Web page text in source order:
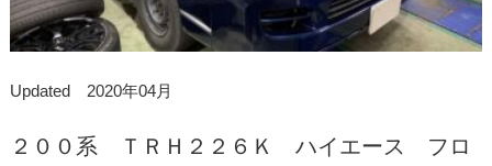
Updated 2020年04月
２００系 ＴＲＨ２２６Ｋ ハイエース フロ